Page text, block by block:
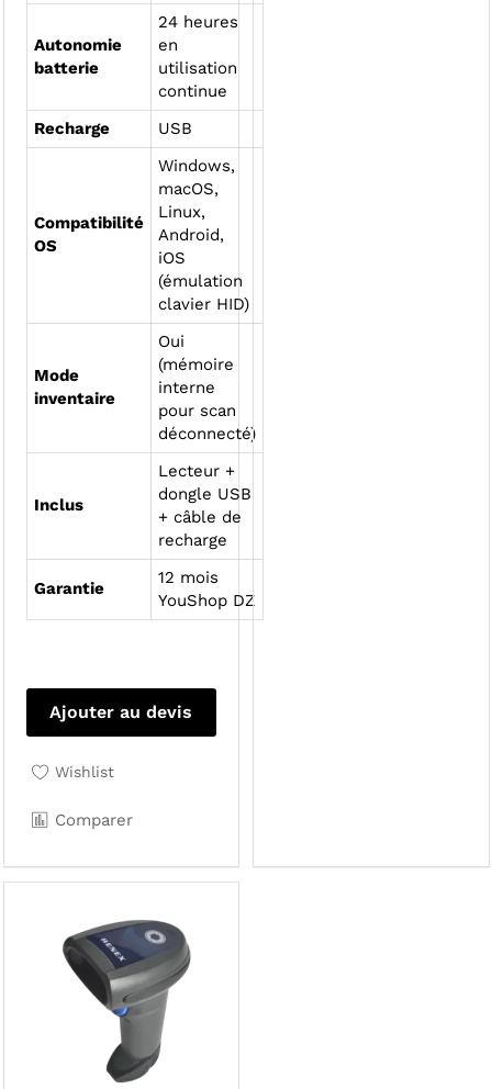
Autonomie
batterie
24 heures
en
utilisation
continue
Recharge
USB
Compatibilité
OS
Windows,
macOS,
Linux,
Android,
iOS
(émulation
clavier HID)
Mode
inventaire
Oui
(mémoire
interne
pour scan
déconnecté)
Inclus
Lecteur +
dongle USB
+ câble de
recharge
Garantie
12 mois
YouShop DZ
Ajouter au devis
Wishlist
Comparer